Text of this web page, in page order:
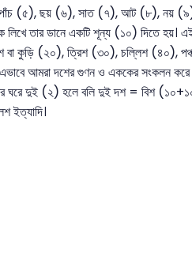
(৫), ছয় (৬), সাত (৭), আট (৮), নয় (৯),
তার ডানে একটি শূন্য (১০) দিতে হয়। এই
বিশ বা কুড়ি (২০), ত্রিশ (৩০), চল্লিশ
আমরা দশের গুণন ও এককের সংকলন করে
ঘরে দুই (২) হলে বলি দুই দশ = বিশ